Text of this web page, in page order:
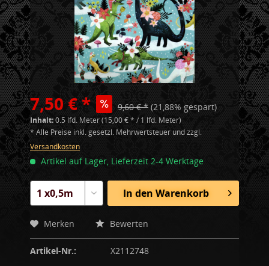
7,50 € * 9,60 € * (21,88% gespart)
Inhalt:0.5 lfd. Meter (15,00 € * / 1 lfd. Meter)
* Alle Preise inkl. gesetzl. Mehrwertsteuer und zzgl.
Versandkosten
Artikel auf Lager, Lieferzeit 2-4 Werktage
In den Warenkorb
Merken Bewerten
Artikel-Nr.: X2112748